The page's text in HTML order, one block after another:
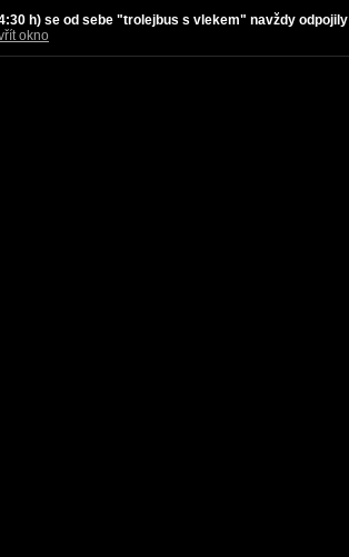
h) se od sebe "trolejbus s vlekem" navždy odpojily
okno